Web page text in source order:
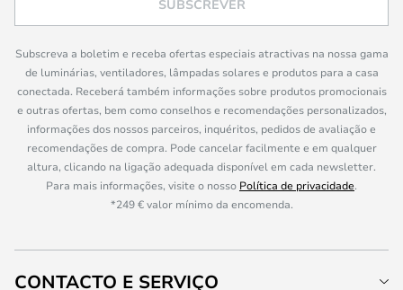
SUBSCREVER
Subscreva a boletim e receba ofertas especiais atractivas na nossa gama
de luminárias, ventiladores, lâmpadas solares e produtos para a casa
conectada. Receberá também informações sobre produtos promocionais
e outras ofertas, bem como conselhos e recomendações personalizados,
informações dos nossos parceiros, inquéritos, pedidos de avaliação e
recomendações de compra. Pode cancelar facilmente e em qualquer
altura, clicando na ligação adequada disponível em cada newsletter.
Para mais informações, visite o nosso Política de privacidade.
*249 € valor mínimo da encomenda.
CONTACTO E SERVIÇO